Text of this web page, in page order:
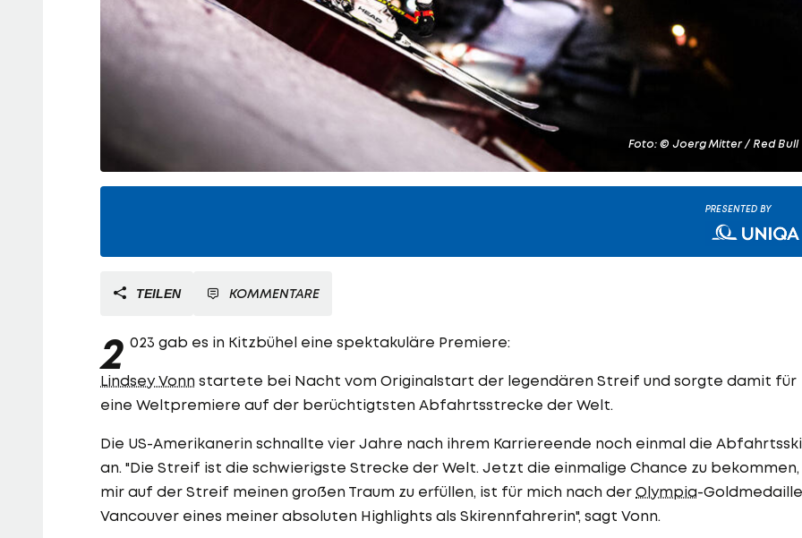
Foto: © Joerg Mitter / Red Bull
PRESENTED BY
TEILEN KOMMENTARE
2 023 gab es in Kitzbühel eine spektakuläre Premiere:
Lindsey Vonn startete bei Nacht vom Originalstart der legendären Streif und sorgte damit für
eine Weltpremiere auf der berüchtigtsten Abfahrtsstrecke der Welt.
Die US-Amerikanerin schnallte vier Jahre nach ihrem Karriereende noch einmal die Abfahrtsski
an. "Die Streif ist die schwierigste Strecke der Welt. Jetzt die einmalige Chance zu bekommen,
mir auf der Streif meinen großen Traum zu erfüllen, ist für mich nach der Olympia-
Vancouver eines meiner absoluten Highlights als Skirennfahrerin", sagt Vonn.